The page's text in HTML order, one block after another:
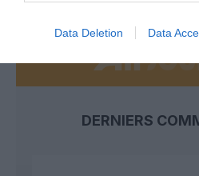
Data Deletion Data
DERNIERS